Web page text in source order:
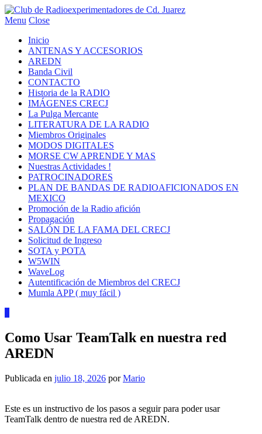
Menu Close
Inicio
ANTENAS Y ACCESORIOS
AREDN
Banda Civil
CONTACTO
Historia de la RADIO
IMÁGENES CRECJ
La Pulga Mercante
LITERATURA DE LA RADIO
Miembros Originales
MODOS DIGITALES
MORSE CW APRENDE Y MAS
Nuestras Actividades !
PATROCINADORES
PLAN DE BANDAS DE RADIOAFICIONADOS EN
MEXICO
Promoción de la Radio afición
Propagación
SALÓN DE LA FAMA DEL CRECJ
Solicitud de Ingreso
SOTA y POTA
W5WIN
WaveLog
Autentificación de Miembros del CRECJ
Mumla APP ( muy fácil )
Como Usar TeamTalk en nuestra red
AREDN
Publicada en julio 18, 2026 porMario
Este es un instructivo de los pasos a seguir para poder usar
TeamTalk dentro de nuestra red de AREDN.